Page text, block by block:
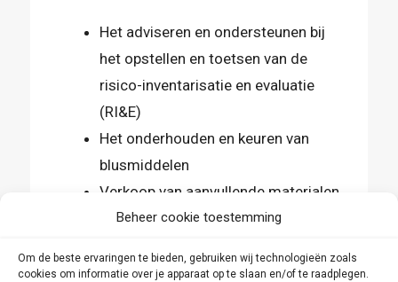
Beheer cookie toestemming
Om de beste ervaringen te bieden, gebruiken wij technologieën zoals
cookies om informatie over je apparaat op te slaan en/of te raadplegen.
Het adviseren en ondersteunen bij
het opstellen en toetsen van de
risico-inventarisatie en evaluatie
(RI&E)
Het onderhouden en keuren van
blusmiddelen
Verkoop van aanvullende materialen
op het gebied van AED, EHBO en